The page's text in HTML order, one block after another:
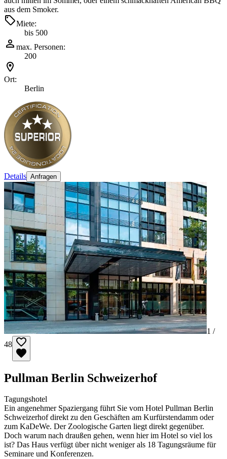
aus dem Smoker.
Miete:
bis 500
max. Personen:
200
Ort:
Berlin
Details Anfragen
1 /
48
Pullman Berlin Schweizerhof
Tagungshotel
Ein angenehmer Spaziergang führt Sie vom Hotel Pullman Berlin
Schweizerhof direkt zu den Geschäften am Kurfürstendamm oder
zum KaDeWe. Der Zoologische Garten liegt direkt gegenüber.
Doch warum nach draußen gehen, wenn hier im Hotel so viel los
ist? Das Haus verfügt über nicht weniger als 18 Tagungsräume für
Seminare und Konferenzen.